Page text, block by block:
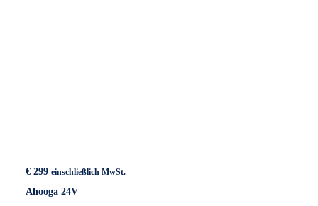
€ 299 einschließlich MwSt.
Ahooga 24V